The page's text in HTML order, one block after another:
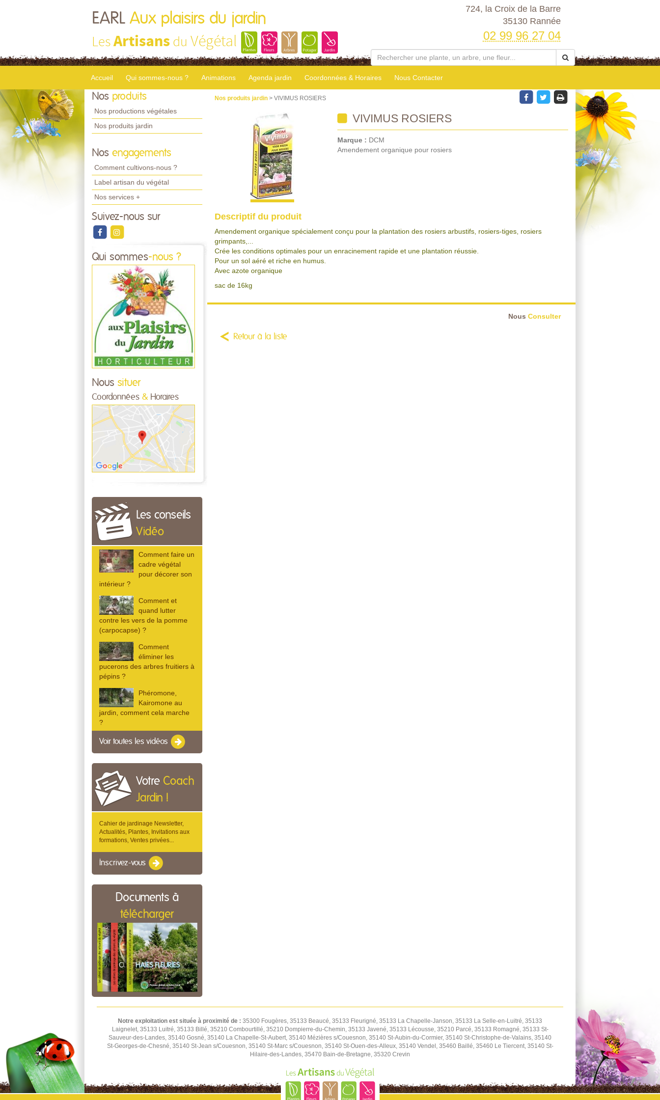
EARL Aux plaisirs du jardin
LesArtisans du Végétal
724, la Croix de la Barre
35130 Rannée
02 99 96 27 04
Accueil Qui sommes-nous ? Animations Agenda jardin Coordonnées & Horaires Nous Contacter
Nos produits
Nos productions végétales
Nos produits jardin
Nos engagements
Comment cultivons-nous ?
Label artisan du végétal
Nos services +
Suivez-nous sur
Qui sommes-nous ?
Nous situer
Coordonnées & Horaires
Les conseils
Vidéo
Comment faire un
cadre végétal
pour décorer son
intérieur ?
Comment et
quand lutter
contre les vers de la pomme
(carpocapse) ?
Comment
éliminer les
pucerons des arbres fruitiers à
pépins ?
Phéromone,
Kairomone au
jardin, comment cela marche
?
Voir toutes les vidéos
Votre Coach
Jardin !
Cahier de jardinage Newsletter,
Actualités, Plantes, Invitations aux
formations, Ventes privées...
Inscrivez-vous
Documents à
télécharger
Nos produits jardin > VIVIMUS ROSIERS
VIVIMUS ROSIERS
Marque : DCM
Amendement organique pour rosiers
Descriptif du produit
Amendement organique spécialement conçu pour la plantation des rosiers arbustifs, rosiers-tiges, rosiers
grimpants,...
Crée les conditions optimales pour un enracinement rapide et une plantation réussie.
Pour un sol aéré et riche en humus.
Avec azote organique
sac de 16kg
Nous Consulter
Retour à la liste
Notre exploitation est située à proximité de : 35300 Fougères, 35133 Beaucé, 35133 Fleurigné, 35133 La Chapelle-Janson, 35133 La Selle-en-Luitré, 35133
Laignelet, 35133 Luitré, 35133 Billé, 35210 Combourtillé, 35210 Dompierre-du-Chemin, 35133 Javené, 35133 Lécousse, 35210 Parcé, 35133 Romagné, 35133 St-
Sauveur-des-Landes, 35140 Gosné, 35140 La Chapelle-St-Aubert, 35140 Mézières s/Couesnon, 35140 St-Aubin-du-Cormier, 35140 St-Christophe-de-Valains, 35140
St-Georges-de-Chesné, 35140 St-Jean s/Couesnon, 35140 St-Marc s/Couesnon, 35140 St-Ouen-des-Alleux, 35140 Vendel, 35460 Baillé, 35460 Le Tiercent, 35140 St-
Hilaire-des-Landes, 35470 Bain-de-Bretagne, 35320 Crevin